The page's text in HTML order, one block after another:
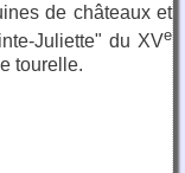
de châteaux et
Juliette" du XVe
tourelle.